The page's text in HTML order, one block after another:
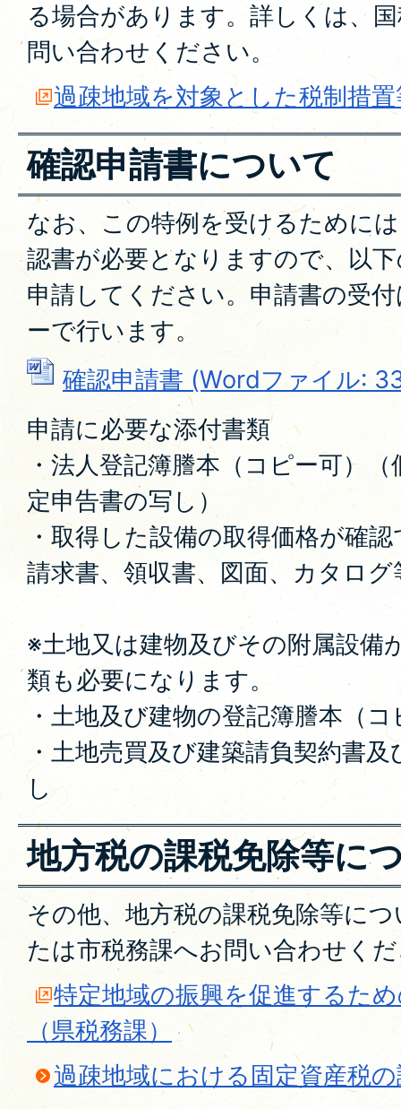
る場合があります。詳しくは、
問い合わせください。
過疎地域を対象とした税制措
確認申請書について
なお、この特例を受けるために
認書が必要となりますので、以
申請してください。申請書の受
ーで行います。
確認申請書 (Wordファイル:
申請に必要な添付書類
・法人登記簿謄本（コピー可）
定申告書の写し）
・取得した設備の取得価格が確
請求書、領収書、図面、カタログ
※土地又は建物及びその附属設備
類も必要になります。
・土地及び建物の登記簿謄本（
・土地売買及び建築請負契約書
し
地方税の課税免除等に
その他、地方税の課税免除等に
たは市税務課へお問い合わせく
特定地域の振興を促進するた
（県税務課）
過疎地域における固定資産税